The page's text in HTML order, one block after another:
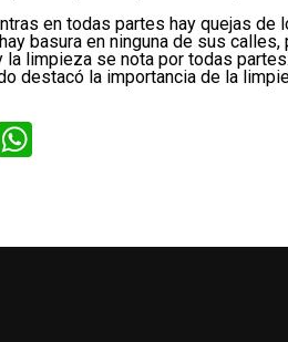
en todas partes hay quejas
basura en ninguna de sus
la limpieza se nota por todas partes.
destacó la importancia de la